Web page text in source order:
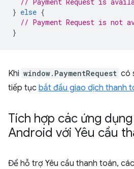
} else {
// Payment Request is not
}
Khi window.PaymentRequest có
tiếp tục bắt đầu giao dịch thanh
Tích hợp các ứng
Android với Yêu cầu
Để hỗ trợ Yêu cầu thanh toán,